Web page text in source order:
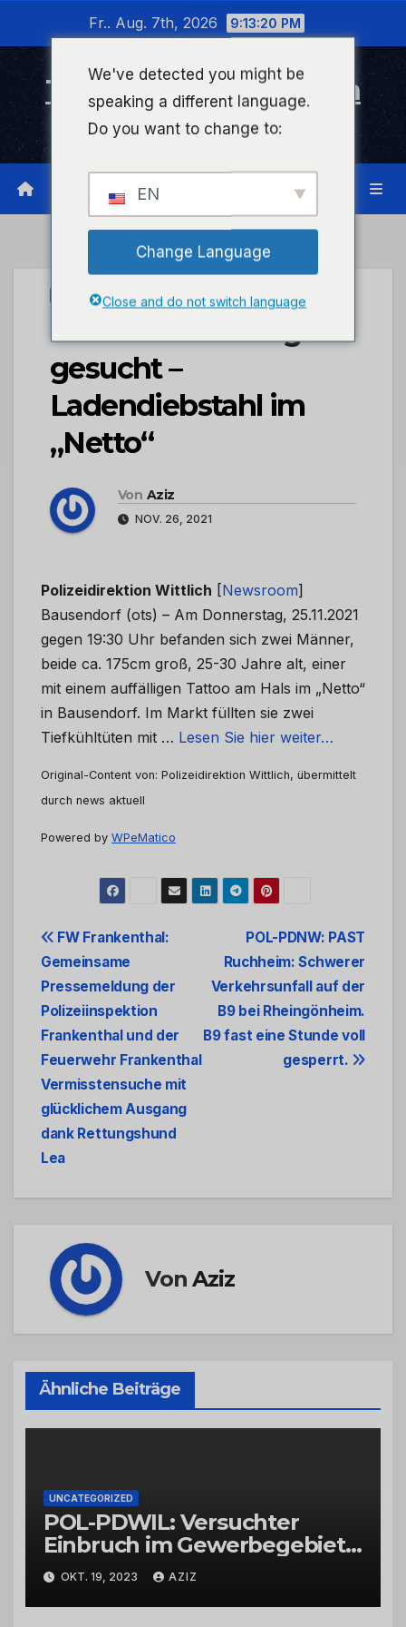
wechseln
Fr.. Aug. 7th, 2026 9:13:20 PM
Timeline Bad Kreuznach
Infonetzwerk für Bad Kreuznach
UNCATEGORIZED
POL-PDWIL: Zeugen
gesucht –
Ladendiebstahl im
„Netto“
Von Aziz
NOV. 26, 2021
Polizeidirektion Wittlich [Newsroom]
Bausendorf (ots) – Am Donnerstag, 25.11.2021
gegen 19:30 Uhr befanden sich zwei Männer,
beide ca. 175cm groß, 25-30 Jahre alt, einer
mit einem auffälligen Tattoo am Hals im „Netto“
in Bausendorf. Im Markt füllten sie zwei
Tiefkühltüten mit … Lesen Sie hier weiter…
Original-Content von: Polizeidirektion Wittlich, übermittelt
durch news aktuell
Powered by WPeMatico
Beitrags-
Navigation
POL-PDNW: PAST
Ruchheim: Schwerer
Verkehrsunfall auf der
B9 bei Rheingönheim.
B9 fast eine Stunde voll
gesperrt.
FW Frankenthal:
Gemeinsame
Pressemeldung der
Polizeiinspektion
Frankenthal und der
Feuerwehr Frankenthal
Vermisstensuche mit
glücklichem Ausgang
dank Rettungshund
Lea
VonAziz
Ähnliche Beiträge
UNCATEGORIZED
POL-PDWIL: Versuchter
Einbruch im Gewerbegebiet
Wittlich
OKT. 19, 2023 AZIZ
We've detected you might be
speaking a different language.
Do you want to change to:
EN
Change Language
Close and do not switch language